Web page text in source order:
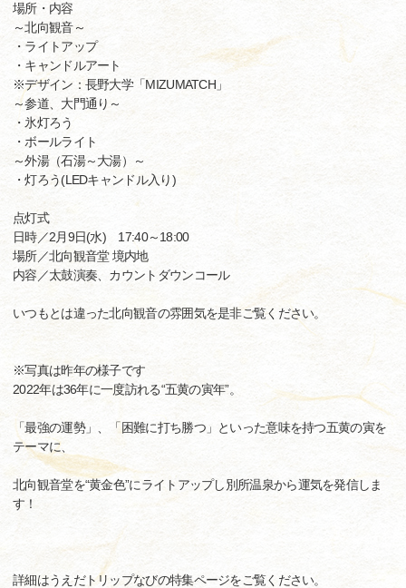
場所・内容
～北向観音～
・ライトアップ
・キャンドルアート
※デザイン：長野大学「MIZUMATCH」
～参道、大門通り～
・氷灯ろう
・ボールライト
～外湯（石湯～大湯）～
・灯ろう(LEDキャンドル入り)
点灯式
日時／2月9日(水) 17:40～18:00
場所／北向観音堂 境内地
内容／太鼓演奏、カウントダウンコール
いつもとは違った北向観音の雰囲気を是非ご覧ください。
※写真は昨年の様子です
2022年は36年に一度訪れる“五黄の寅年”。
「最強の運勢」、「困難に打ち勝つ」といった意味を持つ五黄の寅を
テーマに、
北向観音堂を“黄金色”にライトアップし別所温泉から運気を発信しま
す！
詳細はうえだトリップなびの特集ページをご覧ください。